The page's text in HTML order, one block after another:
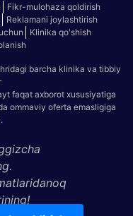
Fikr-mulohaza qoldirish
Reklamani joylashtirish
Klinika qo'shish
barcha klinika va tibbiy
faqat axborot xususiyatiga
ommaviy oferta emasligiga